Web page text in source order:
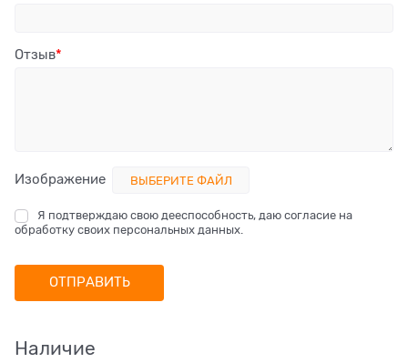
Отзыв
Изображение ВЫБЕРИТЕ ФАЙЛ
Я подтверждаю свою дееспособность, даю согласие на
обработку своих персональных данных.
Наличие